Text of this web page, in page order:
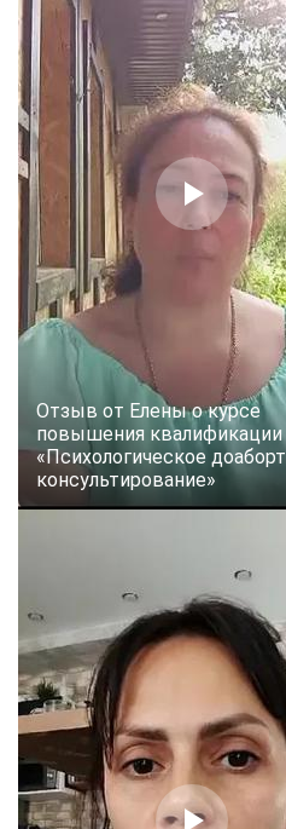
Отзыв от Елены о курсе
повышения квалификации
«Психологическое
консультирование»
ChatApp
online
Мессенджеры
Свяжитесь с нами через
Telegram
Vkontakte
Max